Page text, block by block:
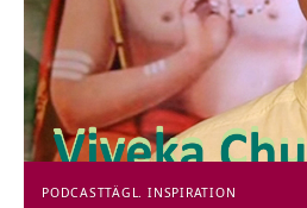
PODCASTTÄGL. INSPIRATION